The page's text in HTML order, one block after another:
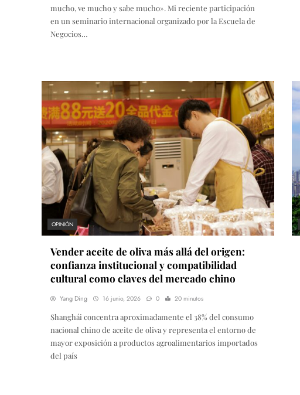
mucho, ve mucho y sabe mucho». Mi reciente participación
en un seminario internacional organizado por la Escuela de
Negocios…
OPINIÓN
Vender aceite de oliva más allá del origen:
confianza institucional y compatibilidad
cultural como claves del mercado chino
Yang Ding 16 junio, 2026 0 20 minutos
Shanghái concentra aproximadamente el 38% del consumo
nacional chino de aceite de oliva y representa el entorno de
mayor exposición a productos agroalimentarios importados
del país